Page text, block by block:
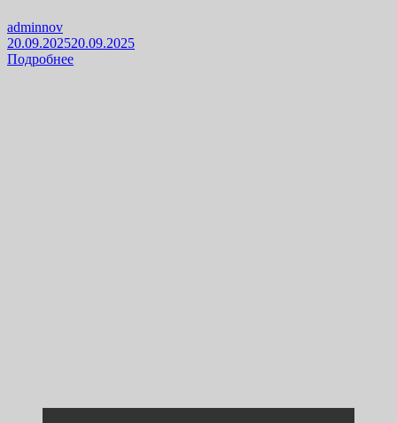
adminnov
20.09.202520.09.2025
Подробнее